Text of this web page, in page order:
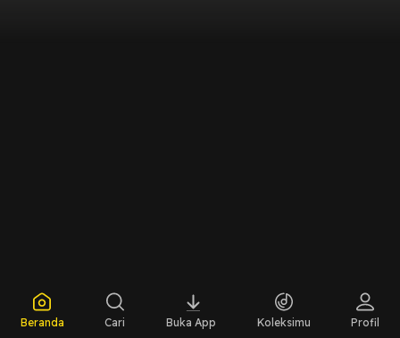
Beranda Cari Buka App Koleksimu Profil